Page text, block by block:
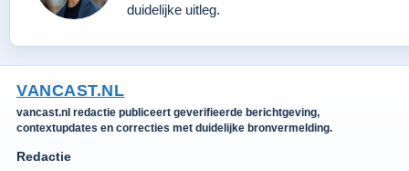
duidelijke uitleg.
VANCAST.NL
vancast.nl redactie publiceert geverifieerde berichtgeving,
contextupdates en correcties met duidelijke bronvermelding.
Redactie